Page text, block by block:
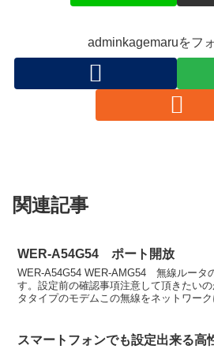
adminkagemaruをフ
関連記事
WER-A54G54 ポート開放
WER-A54G54 WER-AMG54 無線ルータ
す。設定前の確認事項注意して頂きたい
タタイプのモデムこの無線をネットワー
スマートフォンでも設定出来る高